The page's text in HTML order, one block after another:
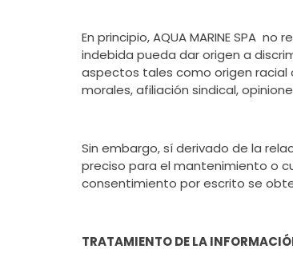
En principio, AQUA MARINE SPA
indebida pueda dar origen a
aspectos tales como origen racial
morales, afiliación sindical,
Sin embargo, sí derivado de la
preciso para el mantenimiento o
consentimiento por escrito se
TRATAMIENTO DE LA